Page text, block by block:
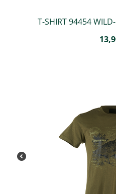
T-SHIRT 94454